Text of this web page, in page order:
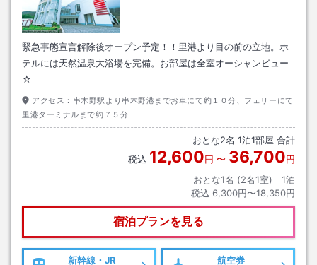
緊急事態宣言解除後オープン予定！！里港より目の前の立地。ホ
テルには天然温泉大浴場を完備。お部屋は全室オーシャンビュー
☆
アクセス： 串木野駅より串木野港までお車にて約１０分、フェリーにて
里港ターミナルまで約７５分
おとな2名 1泊1部屋 合計
税込 12,600円 〜 36,700円
おとな1名 (2名1室)｜ 1泊
税込 6,300円〜18,350円
宿泊プランを見る
新幹線・JR 航空券